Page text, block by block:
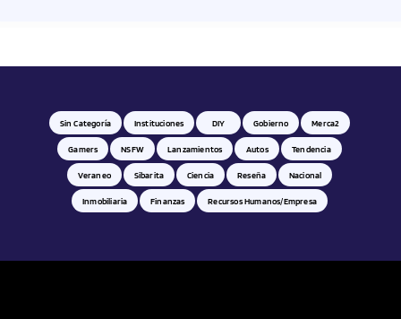
Sin Categoría Instituciones DIY Gobierno Merca2
Gamers NSFW Lanzamientos Autos Tendencia
Veraneo Sibarita Ciencia Reseña Nacional
Inmobiliaria Finanzas Recursos Humanos/empresa